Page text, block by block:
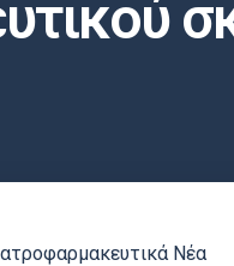
Νέα